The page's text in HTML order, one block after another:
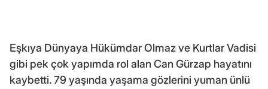
Eşkıya Dünyaya Hükümdar Olmaz ve Kurtlar Vadisi
gibi pek çok yapımda rol alan Can Gürzap hayatını
kaybetti. 79 yaşında yaşama gözlerini yuman ünlü